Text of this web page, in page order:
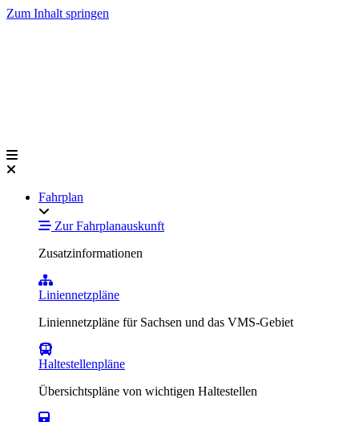
Zum Inhalt springen
Fahrplan
Zur Fahrplanauskunft
Zusatzinformationen
Liniennetzpläne
Liniennetzpläne für Sachsen und das VMS-Gebiet
Haltestellenpläne
Übersichtspläne von wichtigen Haltestellen